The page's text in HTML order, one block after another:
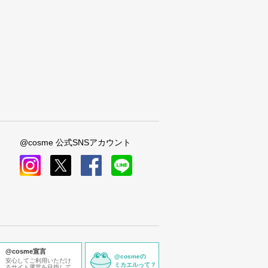
@cosme 公式SNSアカウント
@cosme宣言
安心してご利用いただけ
@cosmeの
ミカエルって？